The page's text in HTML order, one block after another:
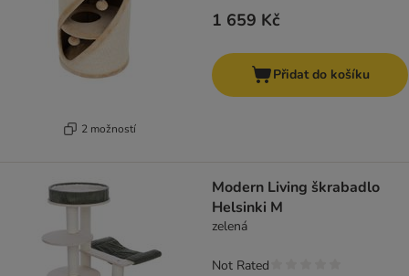
2 možností
1 659 Kč
Přidat do košíku
Modern Living škrabadlo
Helsinki M
zelená
Not Rated